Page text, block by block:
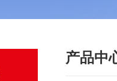
产品中